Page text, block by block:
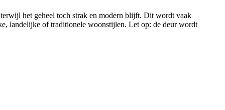
het geheel toch strak en modern blijft. Dit wordt vaak
landelijke of traditionele woonstijlen. Let op: de deur wordt